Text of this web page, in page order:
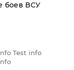
боев ВСУ
Test info